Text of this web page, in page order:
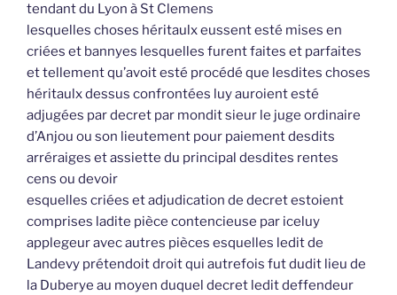
tendant du Lyon à St Clemens
lesquelles choses héritaulx eussent esté mises en
criées et bannyes lesquelles furent faites et parfaites
et tellement qu’avoit esté procédé que lesdites choses
héritaulx dessus confrontées luy auroient esté
adjugées par decret par mondit sieur le juge ordinaire
d’Anjou ou son lieutement pour paiement desdits
arréraiges et assiette du principal desdites rentes
cens ou devoir
esquelles criées et adjudication de decret estoient
comprises ladite pièce contencieuse par iceluy
applegeur avec autres pièces esquelles ledit de
Landevy prétendoit droit qui autrefois fut dudit lieu de
la Duberye au moyen duquel decret ledit deffendeur